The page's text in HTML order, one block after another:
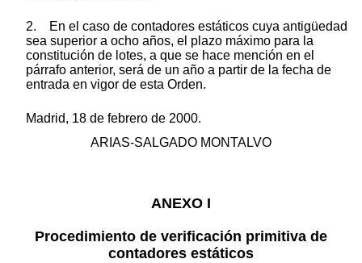
2. En el caso de contadores estáticos cuya antigüedad
sea superior a ocho años, el plazo máximo para la
constitución de lotes, a que se hace mención en el
párrafo anterior, será de un año a partir de la fecha de
entrada en vigor de esta Orden.
Madrid, 18 de febrero de 2000.
ARIAS-SALGADO MONTALVO
ANEXO I
Procedimiento de verificación primitiva de
contadores estáticos